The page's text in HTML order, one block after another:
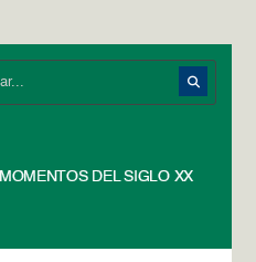
MOMENTOS DEL SIGLO XX